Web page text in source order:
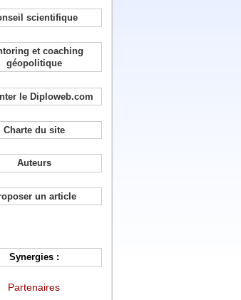
scientifique
et coaching
géopolitique
le Diploweb.com
Charte du site
Auteurs
un article
Synergies :
Partenaires